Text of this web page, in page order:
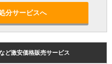
分サービスへ
ど激安価格販売サービス